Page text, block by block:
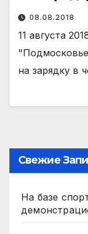
08.08.2018
11 августа
на зарядку в
Свежие
На базе